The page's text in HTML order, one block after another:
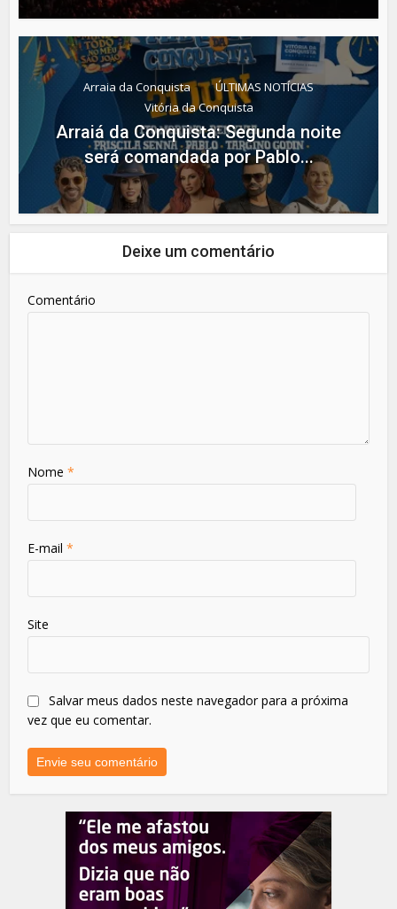
Arraia da Conquista
ÚLTIMAS NOTÍCIAS
Vitória da Conquista
Arraiá da Conquista: Segunda noite
será comandada por Pablo...
Deixe um comentário
Comentário
Nome*
E-mail*
Site
Salvar meus dados neste navegador para a próxima
vez que eu comentar.